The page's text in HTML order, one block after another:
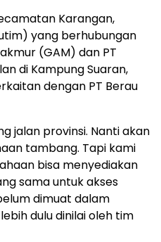
Karangan,
yang berhubungan
(GAM) dan PT
di Kampung Suaran,
dengan PT Berau
jalan provinsi. Nanti akan
tambang. Tapi kami
bisa menyediakan
sama untuk akses
dimuat dalam
dulu dinilai oleh tim